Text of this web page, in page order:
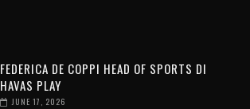
FEDERICA DE COPPI HEAD OF SPORTS DI
HAVAS PLAY
JUNE 17, 2026